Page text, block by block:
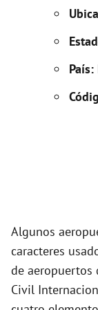
País:
Algunos
caracteres
de aeropuertos
Civil